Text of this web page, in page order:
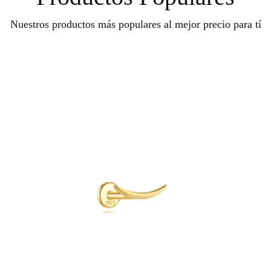
Nuestros productos más populares al mejor precio para tí